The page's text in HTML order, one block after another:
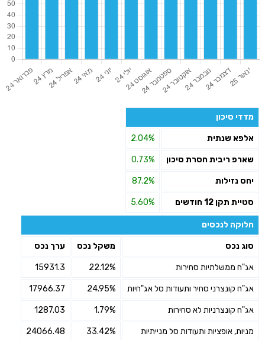
מדדי סיכון
אלפא שנתית 2.04%
שארפ ריבית חסרת סיכון 0.73%
יחס נזילות 87.2%
סטיית תקן 12 חודשים 5.60%
חלוקה לנכסים
סוג נכס משקל נכס ערך נכס
אג"ח ממשלתיות סחירות 22.12%
15931.3
אג"ח קונצרני סחיר ותעודות סל אג"חיות 24.95%
17966.37
אג"ח קונצרניות לא סחירות 1.79%
1287.03
מניות, אופציות ותעודות סל מנייתיות 33.42%
24066.48